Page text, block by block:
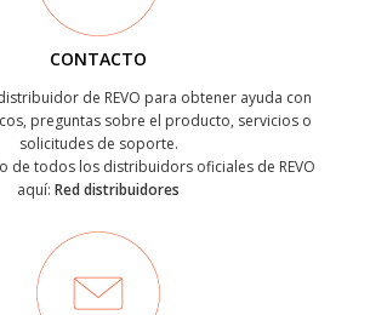
CONTACTO
de REVO para obtener ayuda con
preguntas sobre el producto, servicios o
solicitudes de soporte.
de todos los distribuidors oficiales de REVO
aquí: Red distribuidores